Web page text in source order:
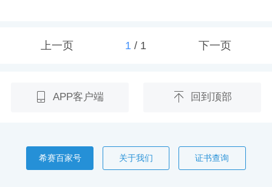
上一页 1/ 1 下一页
APP客户端 回到顶部
希赛百家号 关于我们 证书查询